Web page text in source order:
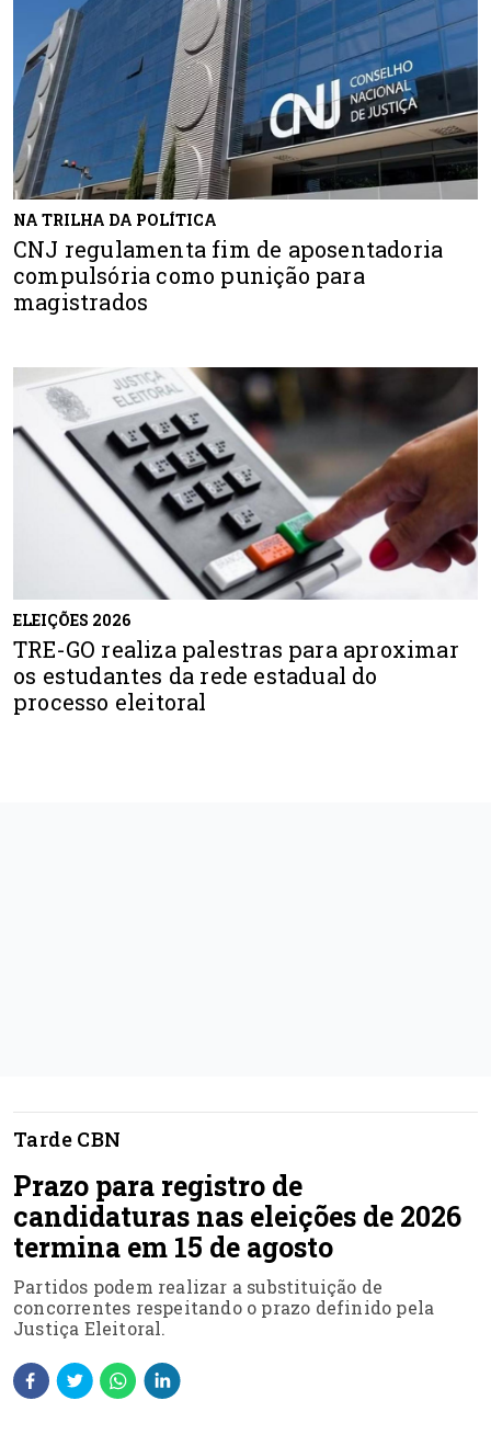
NA TRILHA DA POLÍTICA
CNJ regulamenta fim de aposentadoria
compulsória como punição para
magistrados
ELEIÇÕES 2026
TRE-GO realiza palestras para aproximar
os estudantes da rede estadual do
processo eleitoral
Tarde CBN
Prazo para registro de
candidaturas nas eleições de 2026
termina em 15 de agosto
Partidos podem realizar a substituição de
concorrentes respeitando o prazo definido pela
Justiça Eleitoral.